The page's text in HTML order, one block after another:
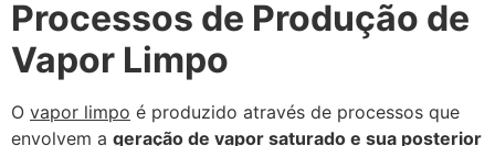
Processos de Produção de
Vapor Limpo
O vapor limpo é produzido através de processos que
envolvem a geração de vapor saturado e sua posterior